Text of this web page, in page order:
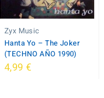
Zyx Music
Hanta Yo ‎– The Joker
(TECHNO AÑO 1990)
4,99 €